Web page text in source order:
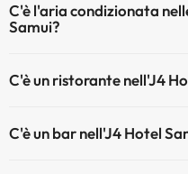
Piscina all'aperto (tutta la
C'è l'aria condizionata
Samui?
C'è un ristorante nell'J4
C'è un bar nell'J4 Hotel